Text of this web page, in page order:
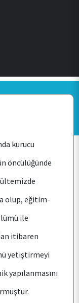
kurucu
öncülüğünde
olup, eğitim-
ile
itibaren
yetiştirmeyi
yapılanmasını